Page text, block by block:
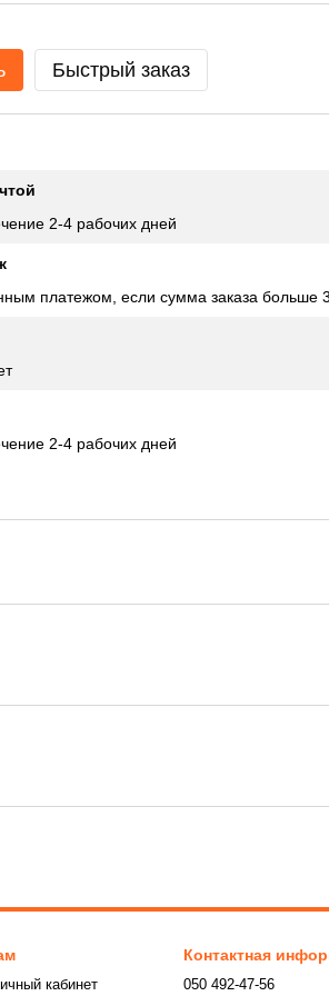
Быстрый заказ
2-4 рабочих дней
платежом, если сумма заказа больше
2-4 рабочих дней
кабинет
Контактная
050 492-47-56